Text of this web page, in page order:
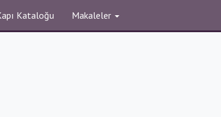
Kataloğu Makaleler